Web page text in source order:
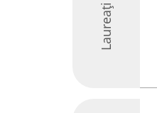
Laureați